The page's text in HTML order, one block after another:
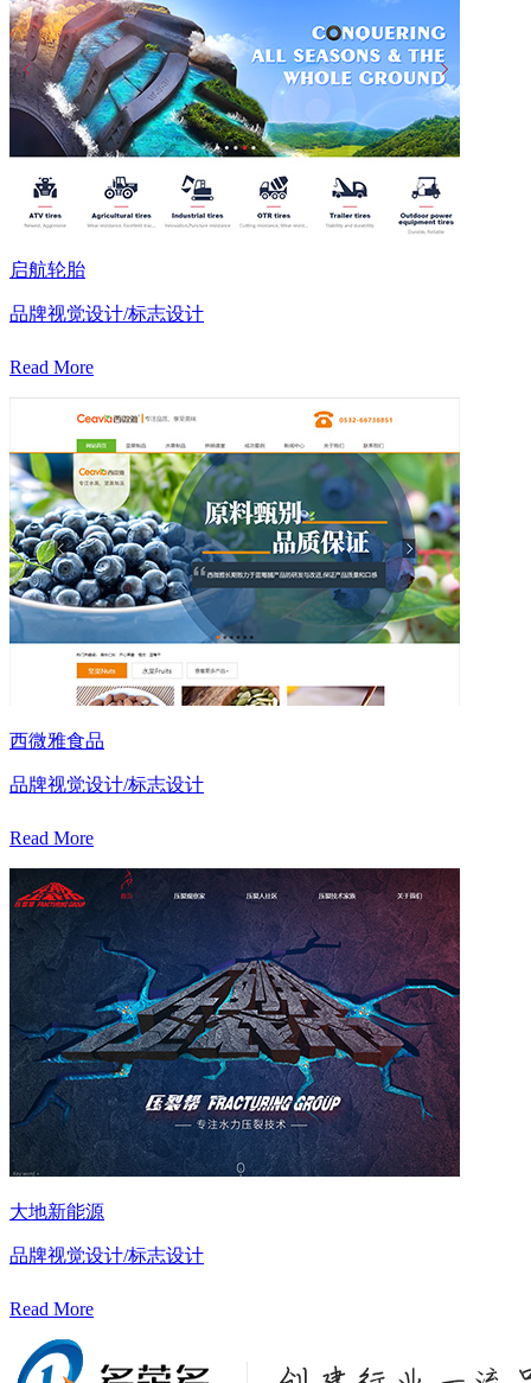
启航轮胎
品牌视觉设计/标志设计
Read More
西微雅食品
品牌视觉设计/标志设计
Read More
大地新能源
品牌视觉设计/标志设计
Read More